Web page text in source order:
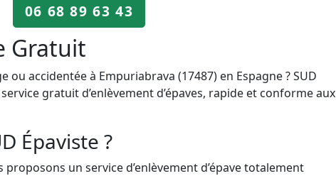
06 68 89 63 43
Gratuit
ou accidentée à Empuriabrava (17487) en Espagne ? SUD
gratuit d’enlèvement d’épaves, rapide et conforme aux
Épaviste ?
un service d’enlèvement d’épave totalement